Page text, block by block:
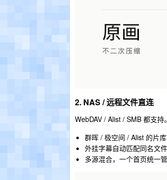
2. NAS / 远程文件直连
WebDAV / Alist / SMB 都支持。
群晖 / 极空间 / Alist 的片
外挂字幕自动匹配同名文
多源混合，一个首页统一管